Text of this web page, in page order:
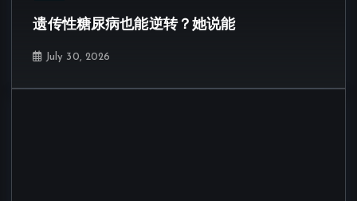
遗传性糖尿病也能逆转？她说能
July 30, 2026